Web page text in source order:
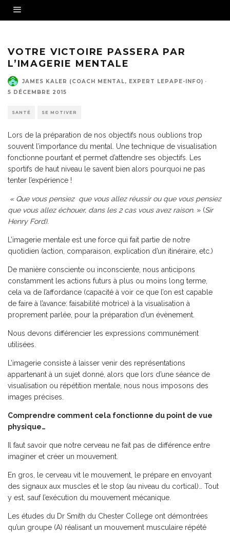
VOTRE VICTOIRE PASSERA PAR
L’IMAGERIE MENTALE
JAMES KALER (COACH MENTAL, EXPERT LEPAPE-INFO) ·
5 DÉCEMBRE 2015
SANTÉ SE MOTIVER
Lors de la préparation de nos objectifs nous oublions trop
souvent l’importance du mental. Une technique de visualisation
fonctionne pourtant et permet d’attendre ses objectifs. Les
sportifs de haut niveau le savent bien alors pourquoi ne pas
tenter l’expérience !
« Que vous pensiez que vous allez réussir ou que vous pensiez
que vous allez échouer, dans les 2 cas vous avez raison. » (Sir
Henry Ford).
L’imagerie mentale est une force qui fait partie de notre
quotidien (action, comparaison, explication d’un itinéraire, etc.)
De manière consciente ou inconsciente, nous anticipons
constamment les actions futurs à plus ou moins long terme,
cela va de l’affordance (capacité à voir ce que l’on est capable
de faire à l’avance: faisabilité motrice) à la visualisation à
proprement parlée, pour la préparation d’un évènement.
Nous devons différencier les expressions communément
utilisées.
L’imagerie consiste à laisser venir des représentations
appartenant à un sujet donné, alors que lors d’une séance de
visualisation ou répétition mentale, nous nous imposons des
images précises.
Comprendre comment cela fonctionne du point de vue
physique…
Il faut savoir que notre cerveau ne fait pas de différence entre
imaginer et créer un mouvement.
En gros, le cerveau vit le mouvement, le prépare en envoyant
des signaux aux muscles et le stop (au niveau du cortical)… Tout
y est, sauf l’exécution du mouvement mécanique.
Les études du Dr Smith du Chester College ont démontrées
qu’un groupe (A) réalisant un mouvement musculaire répété